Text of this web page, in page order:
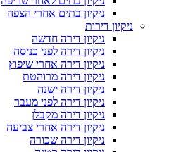
ניקיון בתים אחרי הצפה
ניקיון דירות
ניקיון דירה חדשה
ניקיון דירה לפני כניסה
ניקיון דירה אחרי שיפוץ
ניקיון דירה מרוהטת
ניקיון דירה ישנה
ניקיון דירה לפני מעבר
ניקיון דירה מקבלן
ניקיון דירה אחרי צביעה
ניקיון דירה שכורה